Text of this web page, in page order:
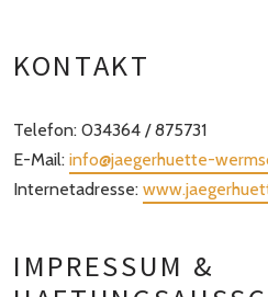
KONTAKT
Telefon: 034364 / 875731
E-Mail: info@jaegerhuette-
Internetadresse:
IMPRESSUM &